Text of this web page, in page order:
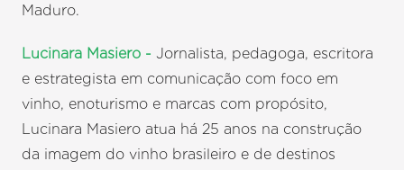
Maduro.
Lucinara Masiero - Jornalista, pedagoga, escritora
e estrategista em comunicação com foco em
vinho, enoturismo e marcas com propósito,
Lucinara Masiero atua há 25 anos na construção
da imagem do vinho brasileiro e de destinos